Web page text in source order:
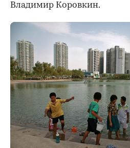
Владимир Коровкин.